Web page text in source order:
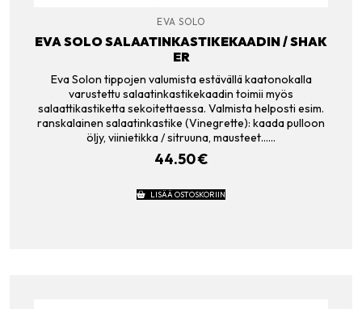
EVA SOLO
EVA SOLO SALAATINKASTIKEKAADIN / SHAK
ER
Eva Solon tippojen valumista estävällä kaatonokalla
varustettu salaatinkastikekaadin toimii myös
salaattikastiketta sekoitettaessa. Valmista helposti esim.
ranskalainen salaatinkastike (Vinegrette): kaada pulloon
öljy, viinietikka / sitruuna, mausteet……
44.50€
LISÄÄ OSTOSKORIIN